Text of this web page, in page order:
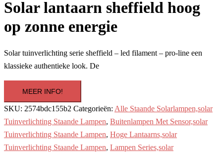
Solar lantaarn sheffield hoog
op zonne energie
Solar tuinverlichting serie sheffield – led filament – pro-line een
klassieke authentieke look. De
MEER INFO!
SKU: 2574bdc155b2 Categorieën: Alle Staande Solarlampen,solar
Tuinverlichting Staande Lampen, Buitenlampen Met Sensor,solar
Tuinverlichting Staande Lampen, Hoge Lantaarns,solar
Tuinverlichting Staande Lampen, Lampen Series,solar